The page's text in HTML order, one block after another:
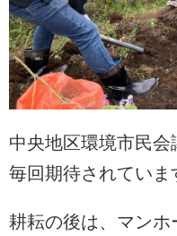
中央地区環境市民会
毎回期待されていま
耕耘の後は、マン